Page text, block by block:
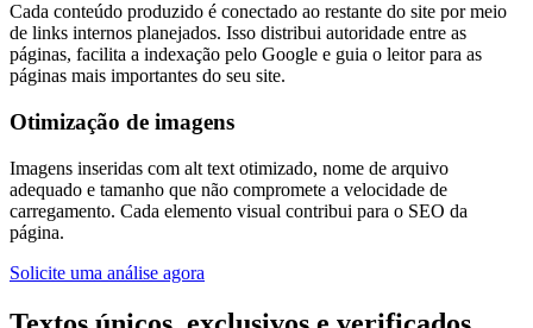
Cada conteúdo produzido é conectado ao restante do site por meio
de links internos planejados. Isso distribui autoridade entre as
páginas, facilita a indexação pelo Google e guia o leitor para as
páginas mais importantes do seu site.
Otimização de imagens
Imagens inseridas com alt text otimizado, nome de arquivo
adequado e tamanho que não compromete a velocidade de
carregamento. Cada elemento visual contribui para o SEO da
página.
Solicite uma análise agora